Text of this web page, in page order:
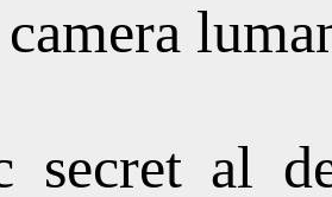
camera
secret al